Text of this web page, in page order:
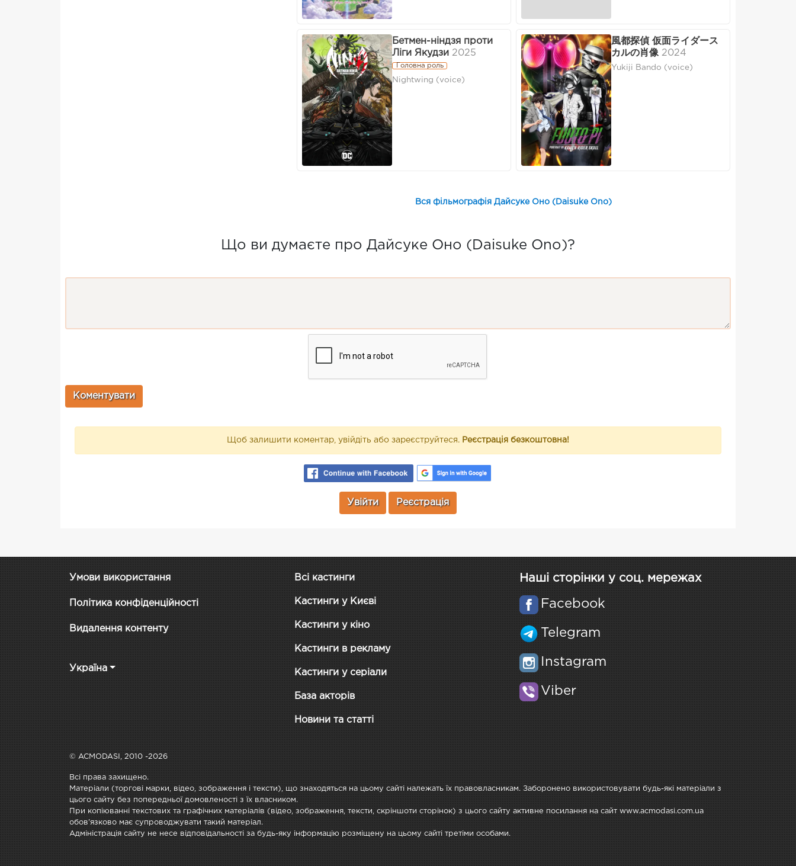
Бетмен-ніндзя проти
Ліги Якудзи 2025
Головна роль
Nightwing (voice)
風都探偵 仮面ライダース
カルの肖像 2024
Yukiji Bando (voice)
Вся фільмографія Дайсуке Оно (Daisuke Ono)
Що ви думаєте про Дайсуке Оно (Daisuke Ono)?
Щоб залишити коментар, увійдіть або зареєструйтеся. Реєстрація безкоштовна!
Увійти Реєстрація
Умови використання
Політика конфіденційності
Видалення контенту
Україна
Всі кастинги
Кастинги у Києві
Кастинги у кіно
Кастинги в рекламу
Кастинги у серіали
База акторів
Новини та статті
Наші сторінки у соц. мережах
Facebook
Telegram
Instagram
Viber
© ACMODASI, 2010 -2026
Всі права захищено.
Матеріали (торгові марки, відео, зображення і тексти), що знаходяться на цьому сайті належать їх правовласникам. Заборонено використовувати будь-які матеріали з
цього сайту без попередньої домовленості з їх власником.
При копіюванні текстових та графічних матеріалів (відео, зображення, тексти, скріншоти сторінок) з цього сайту активне посилання на сайт www.acmodasi.com.ua
обов'язково має супроводжувати такий матеріал.
Адміністрація сайту не несе відповідальності за будь-яку інформацію розміщену на цьому сайті третіми особами.